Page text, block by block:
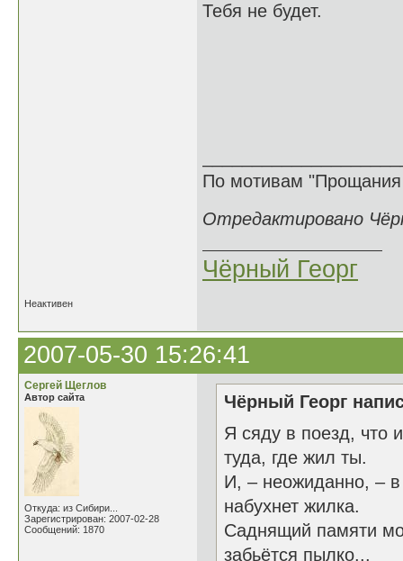
Тебя не будет.
По мотивам
Отредактировано
Чёрный Георг
Неактивен
2007-05-30 15:26:41
Сергей Щеглов
Автор сайта
Откуда: из Сибири...
Зарегистрирован: 2007-02-28
Сообщений: 1870
Чёрный Георг
Я сяду в поезд, что
туда, где жил ты.
И, – неожиданно, – в
набухнет жилка.
Саднящий памяти
забьётся пылко...